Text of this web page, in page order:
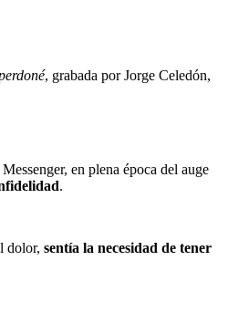
, grabada por Jorge Celedón,
en plena época del auge
.
dolor, sentía la necesidad de tener